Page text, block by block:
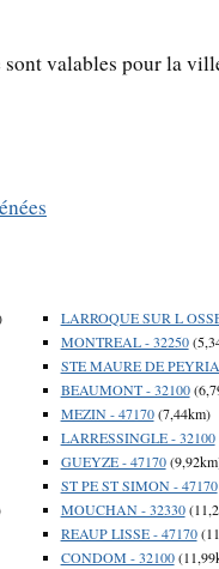
sont valables pour la
LARROQUE SUR L
MONTREAL - 32250
STE MAURE DE
BEAUMONT - 32100
MEZIN - 47170(7,44km)
LARRESSINGLE - 32100
GUEYZE - 47170
ST PE ST SIMON - 47170
MOUCHAN - 32330
REAUP LISSE - 47170
CONDOM - 32100